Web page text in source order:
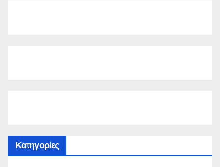
Kατηγορίες